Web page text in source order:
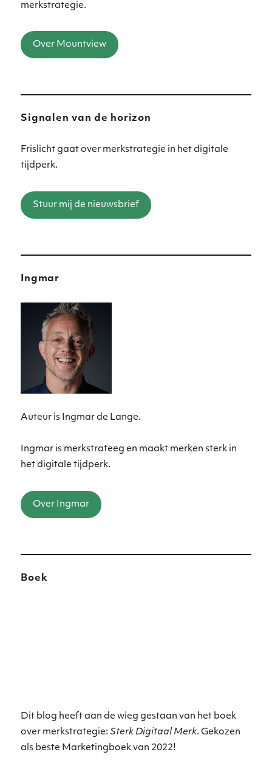
merkstrategie.
Over Mountview
Signalen van de horizon
Frislicht gaat over merkstrategie in het digitale
tijdperk.
Stuur mij de nieuwsbrief
Ingmar
Auteur is Ingmar de Lange.
Ingmar is merkstrateeg en maakt merken sterk in
het digitale tijdperk.
Over Ingmar
Boek
Dit blog heeft aan de wieg gestaan van het boek
over merkstrategie:Sterk Digitaal Merk. Gekozen
als beste Marketingboek van 2022!